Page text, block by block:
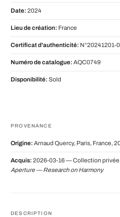
Date: 2024
Lieu de création: France
Certificat d'authenticité: N°20241201-
Numéro de catalogue: AQC0749
Disponibilité: Sold
PROVENANCE
Origine: Arnaud Quercy, Paris, France,
Acquis: 2026-03-16 — Collection privée
Aperture — Research on Harmony
DESCRIPTION